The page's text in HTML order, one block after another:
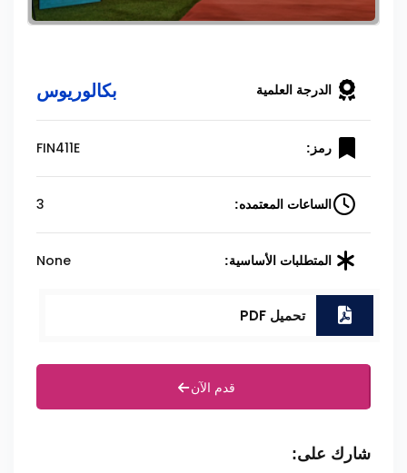
الدرجة العلمية بكالوريوس
رمز: FIN411E
الساعات المعتمده: 3
المتطلبات الأساسية: None
تحميل PDF
قدم الآن
شارك على: